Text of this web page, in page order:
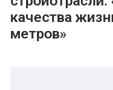
качества
метров»